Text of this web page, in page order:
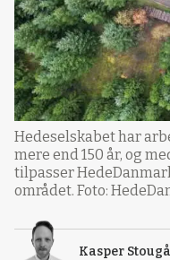
Hedeselskabet har
mere end 150 år, og
tilpasser
området. Foto:
Kasper